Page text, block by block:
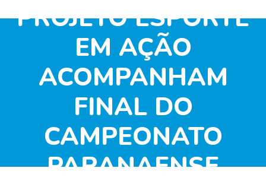
PROJETO ESPORTE
EM AÇÃO
ACOMPANHAM
FINAL DO
CAMPEONATO
PARANAENSE